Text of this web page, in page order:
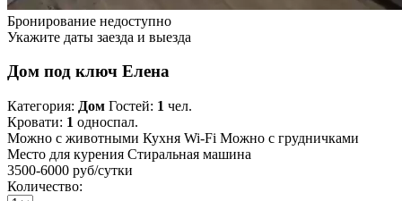
Бронирование недоступно
Укажите даты заезда и выезда
Дом под ключ Елена
Категория: Дом Гостей: 1 чел.
Кровати: 1 односпал.
Можно с животными Кухня Wi-Fi Можно с грудничками
Место для курения Стиральная машина
3500-6000 руб/сутки
Количество: